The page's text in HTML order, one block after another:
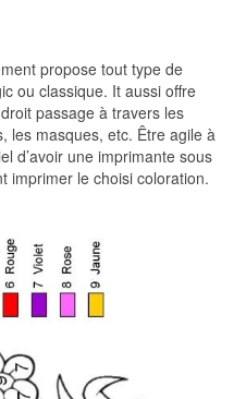
propose tout type de
ou classique. It aussi offre
passage à travers les
les masques, etc. Être agile à
d’avoir une imprimante sous
imprimer le choisi coloration.